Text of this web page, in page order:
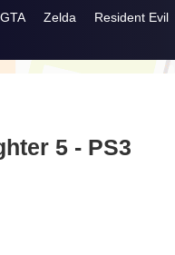
GTA Zelda Resident Evil
5 - PS3